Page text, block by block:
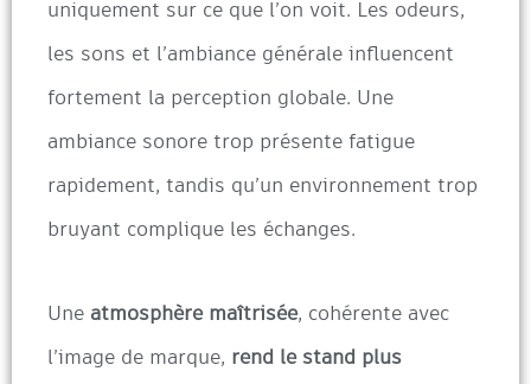
uniquement sur ce que l’on voit. Les odeurs,
les sons et l’ambiance générale influencent
fortement la perception globale. Une
ambiance sonore trop présente fatigue
rapidement, tandis qu’un environnement trop
bruyant complique les échanges.
Une atmosphère maîtrisée, cohérente avec
l’image de marque, rend le stand plus